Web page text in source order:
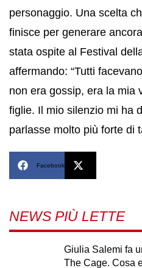
personaggio. Una scelta
finisce per generare
stata ospite al Festival
affermando: “Tutti
non era gossip, era la mia
figlie. Il mio silenzio mi ha
parlasse molto più forte di
Facebook
NEWS PIÙ LETTE
Giulia Salemi fa
The Cage. Cosa